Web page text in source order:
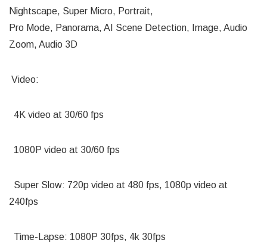
Nightscape, Super Micro, Portrait,
Pro Mode, Panorama, AI Scene Detection, Image, Audio
Zoom, Audio 3D
Video:
4K video at 30/60 fps
1080P video at 30/60 fps
Super Slow: 720p video at 480 fps, 1080p video at
240fps
Time-Lapse: 1080P 30fps, 4k 30fps